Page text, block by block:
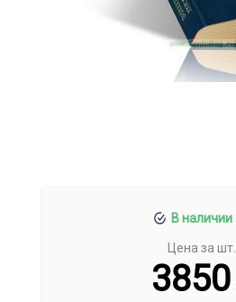
В наличии
Цена за шт.
3850